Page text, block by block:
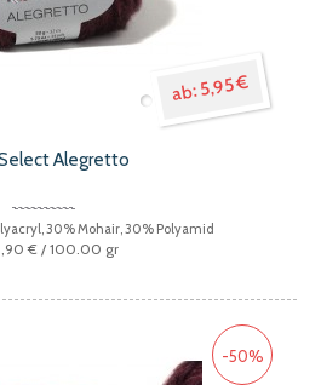
5,95 €
Alegretto
30% Mohair, 30% Polyamid
€ / 100.00 gr
-50%